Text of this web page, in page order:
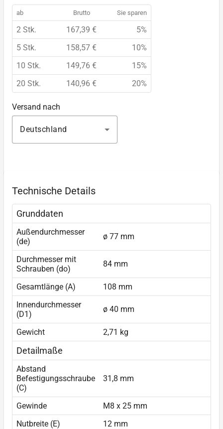
ab Brutto Sie sparen
2 Stk. 167,39 €
5%
5 Stk.
158,57 €
10%
10 Stk.
149,76 €
15%
20 Stk.
140,96 € 20%
Versand nach
Deutschland
Technische Details
Grunddaten
Außendurchmesser
(de)
ø 77 mm
Durchmesser mit
Schrauben (do)
84 mm
Gesamtlänge (A)
108 mm
Innendurchmesser
(D1)
ø 40 mm
Gewicht 2,71 kg
Detailmaße
Abstand
Befestigungsschraube
(C)
31,8 mm
Gewinde
M8 x 25 mm
Nutbreite (E)
12 mm